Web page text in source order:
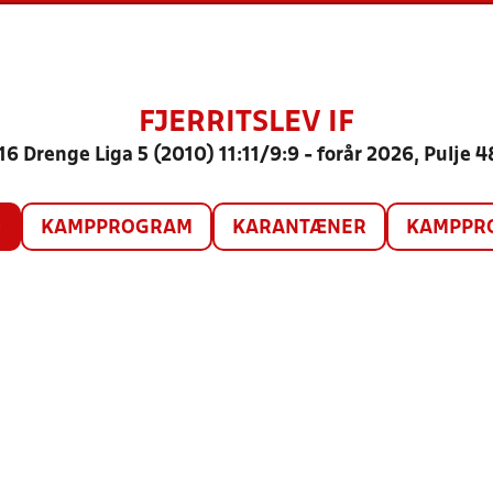
FJERRITSLEV IF
Drenge Liga 5 (2010) 11:11/9:9 - forår 2026, Pulje
KAMPPROGRAM KARANTÆNER